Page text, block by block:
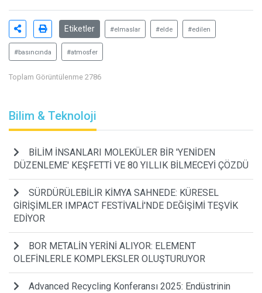
Etiketler #elmaslar #elde #edilen
#basıncında #atmosfer
Toplam Görüntülenme 2786
Bilim & Teknoloji
BİLİM İNSANLARI MOLEKÜLER BİR 'YENİDEN
DÜZENLEME' KEŞFETTİ VE 80 YILLIK BİLMECEYİ ÇÖZDÜ
SÜRDÜRÜLEBİLİR KİMYA SAHNEDE: KÜRESEL
GİRİŞİMLER IMPACT FESTİVALİ'NDE DEĞİŞİMİ TEŞVİK
EDİYOR
BOR METALİN YERİNİ ALIYOR: ELEMENT
OLEFİNLERLE KOMPLEKSLER OLUŞTURUYOR
Advanced Recycling Konferansı 2025: Endüstrinin